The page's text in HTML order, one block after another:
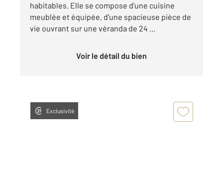
habitables. Elle se compose d'une cuisine
meublée et équipée, d'une spacieuse pièce de
vie ouvrant sur une véranda de 24 ...
Voir le détail du bien
Exclusivité